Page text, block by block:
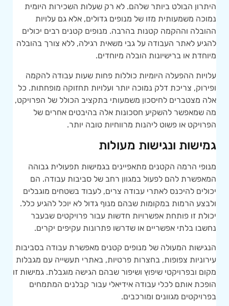
היתרון הבולט ביותר שלהם. לא רק שעלות השכירות היומית
נמוכה משמעותית מזו של מנופים גדולים, אלא גם עלויות
ההובלה וההקמה קטנות בהרבה. מנופים קטנים רבים יכולים
להגיע לאתר העבודה על גבי משאית רגילה, ללא צורך בהובלה
מיוחדת או ברישיונות הובלה מיוחדים.
עלויות ההפעלה היומיות כוללות פחות שעות עבודה להקמה
ופירוק, צריכת דלק נמוכה יותר ועלויות תחזוקה מופחתות. כל
אלה מצטברים לחיסכון משמעותי בתקציב הכולל של הפרויקט,
מה שמאפשר להשקיע חסכונות אלה בהיבטים אחרים של
הפרויקט או פשוט ליהנות מרווחיות טובה יותר.
גמישות ונגישות מעולות
מנופי הרמה הקטנים מתאפיינים בגמישות תפעולית גבוהה
המאפשרת להם לפעול במגוון רחב של סביבות עבודה. הם
יכולים להיכנס לאתרי עבודה צרים, לעבוד בשטחים מוגבלים
ולבצע הרמות במקומות שבהם מנוף גדול לא יוכל להגיע כלל.
יכולת זו פותחת אפשרויות חדשות עבור פרויקטים שבעבר
נחשבו בלתי אפשריים או שדרשו פתרונות עקיפים יקרים.
הנגישות המעולה של מנופים קטנים מאפשרת עבודה בסביבות
עירוניות צפופות, בחצרות פרטיות, באתרי תעשייה עם מגבלות
מקום ובפרויקטי שיפוץ ושיפור שבהם הגישה מוגבלת. גמישות זו
הופכת אותם לכלי עבודה אידיאלי עבור קבלנים המתמחים
בפרויקטים מגוונים ומורכבים.